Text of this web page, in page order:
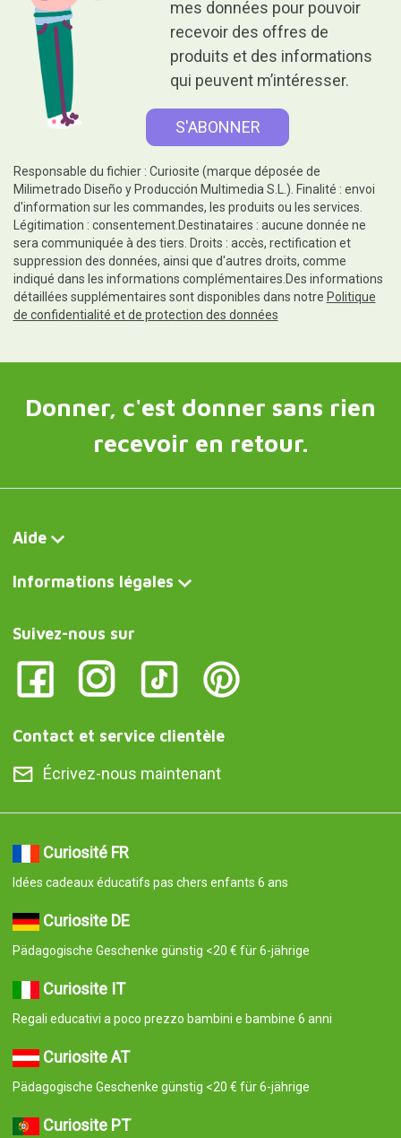
mes données pour pouvoir
recevoir des offres de
produits et des informations
qui peuvent m’intéresser.
Responsable du fichier : Curiosite (marque déposée de
Milimetrado Diseño y Producción Multimedia S.L.). Finalité : envoi
d'information sur les commandes, les produits ou les services.
Légitimation : consentement.Destinataires : aucune donnée ne
sera communiquée à des tiers. Droits : accès, rectification et
suppression des données, ainsi que d'autres droits, comme
indiqué dans les informations complémentaires.Des informations
détaillées supplémentaires sont disponibles dans notre Politique
de confidentialité et de protection des données
Donner, c'est donner sans rien
recevoir en retour.
Aide
Informations légales
Suivez-nous sur
Contact et service clientèle
Écrivez-nous maintenant
Curiosité FR
Idées cadeaux éducatifs pas chers enfants 6 ans
Curiosite DE
Pädagogische Geschenke günstig <20 € für 6-jährige
Curiosite IT
Regali educativi a poco prezzo bambini e bambine 6 anni
Curiosite AT
Pädagogische Geschenke günstig <20 € für 6-jährige
Curiosite PT